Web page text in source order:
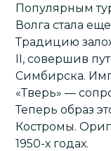
Популярным
Волга стала
Традицию
II, совершив
Симбирска.
«Тверь» —
Теперь образ
Костромы.
1950-х годах.